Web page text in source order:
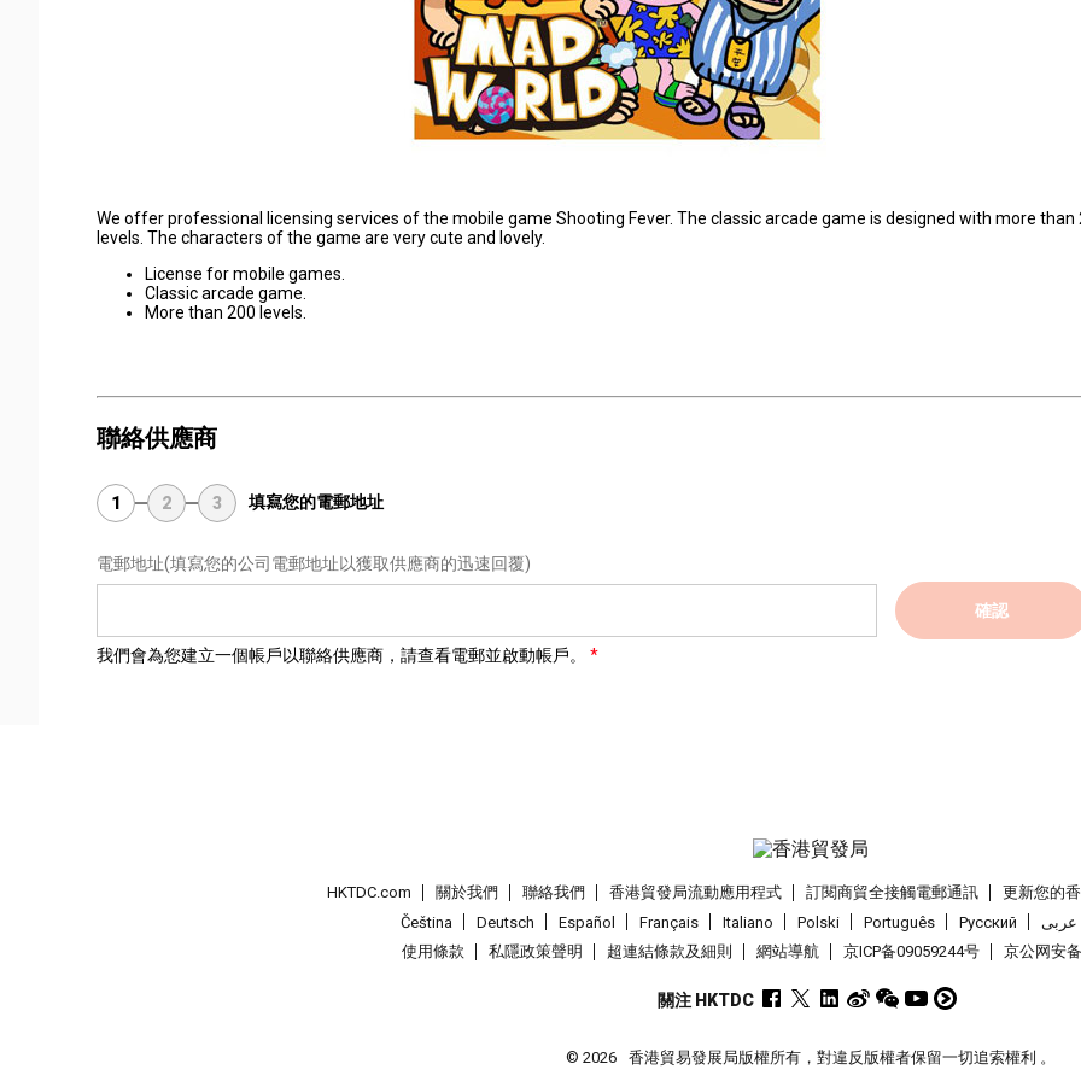
We offer professional licensing services of the mobile game Shooting Fever. The classic arcade game is designed with more than
levels. The characters of the game are very cute and lovely.
License for mobile games.
Classic arcade game.
More than 200 levels.
聯絡供應商
1 2 3 填寫您的電郵地址
電郵地址(填寫您的公司電郵地址以獲取供應商的迅速回覆)
確認
我們會為您建立一個帳戶以聯絡供應商，請查看電郵並啟動帳戶。
HKTDC.com 關於我們 聯絡我們 香港貿發局流動應用程式 訂閱商貿全接觸電郵通訊
更新您的
Čeština
Deutsch Español Français Italiano Polski Português Pусский
عربى
使用條款
私隱政策聲明 超連結條款及細則 網站導航 京ICP备09059244号 京公网安
關注 HKTDC
© 2026 香港貿易發展局版權所有，對違反版權者保留一切追索權利 。